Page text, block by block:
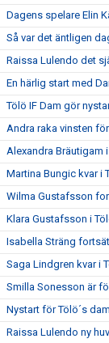
Dagens spelare Elin
Så var det äntligen
Raissa Lulendo det
En härlig start med
Tölö IF Dam gör
Andra raka vinsten
Alexandra Bräutigam
Martina Bungic kvar i
Wilma Gustafsson
Klara Gustafsson i
Isabella Sträng
Saga Lindgren kvar i
Smilla Sonesson är
Nystart för Tölö´s
Raissa Lulendo ny